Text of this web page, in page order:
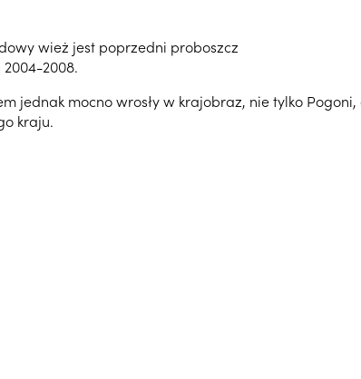
wież jest poprzedni proboszcz
2008.
jednak mocno wrosły w krajobraz, nie tylko
kraju.